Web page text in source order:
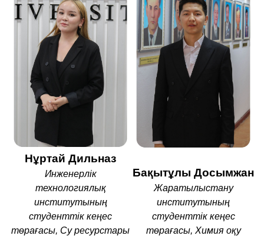
Нұртай Дильназ
Инженерлік
технологиялық
институтының
студенттік кеңес
төрағасы, Су ресурстары
Бақытұлы Досымжан
Жаратылыстану
институтының
студенттік кеңес
төрағасы, Химия оқу